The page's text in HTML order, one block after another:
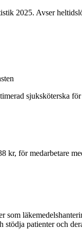
2025. Avser
sjuksköterska
kr, för medarbetare
som
stödja patienter och